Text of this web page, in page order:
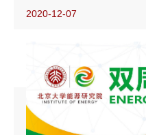
欧美炼厂转型生产生物燃料
2020-12-07